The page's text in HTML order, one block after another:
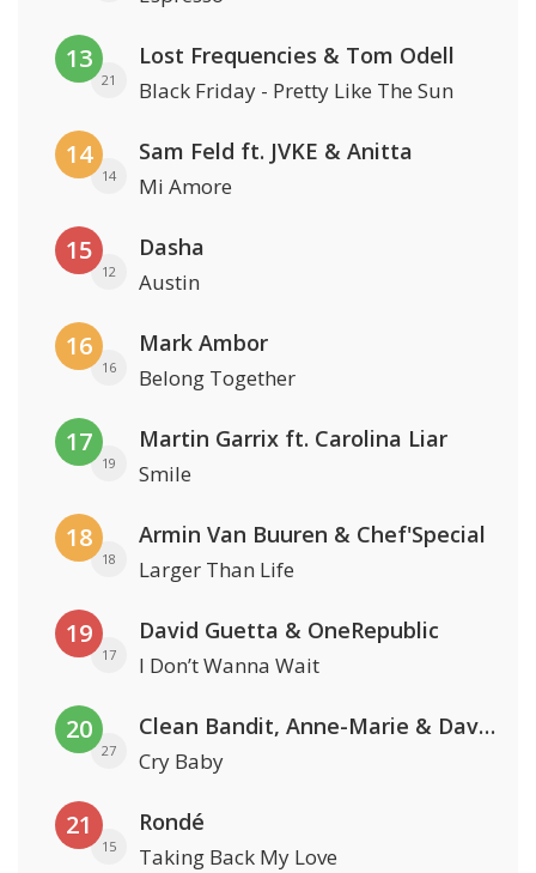
13
21
Lost Frequencies & Tom Odell
Black Friday - Pretty Like The Sun
14
14
Sam Feld ft. JVKE & Anitta
Mi Amore
15
12
Dasha
Austin
16
16
Mark Ambor
Belong Together
17
19
Martin Garrix ft. Carolina Liar
Smile
18
18
Armin Van Buuren & Chef'Special
Larger Than Life
19
17
David Guetta & OneRepublic
I Don’t Wanna Wait
20
27
Clean Bandit, Anne-Marie & David Guetta
Cry Baby
21
15
Rondé
Taking Back My Love